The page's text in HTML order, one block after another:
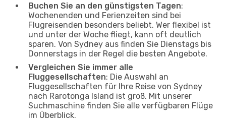
Buchen Sie an den günstigsten Tagen:
Wochenenden und Ferienzeiten sind bei
Flugreisenden besonders beliebt. Wer flexibel ist
und unter der Woche fliegt, kann oft deutlich
sparen. Von Sydney aus finden Sie Dienstags bis
Donnerstags in der Regel die besten Angebote.
Vergleichen Sie immer alle
Fluggesellschaften: Die Auswahl an
Fluggesellschaften für Ihre Reise von Sydney
nach Rarotonga Island ist groß. Mit unserer
Suchmaschine finden Sie alle verfügbaren Flüge
im Überblick.